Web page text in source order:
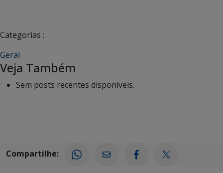
Categorias :
Geral
Veja Também
Sem posts recentes disponíveis.
Compartilhe: